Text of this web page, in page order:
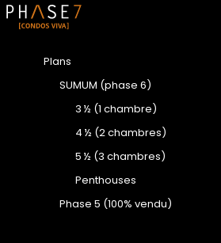
Plans
SUMUM (phase 6)
3 ½ (1 chambre)
4 ½ (2 chambres)
5 ½ (3 chambres)
Penthouses
Phase 5 (100% vendu)